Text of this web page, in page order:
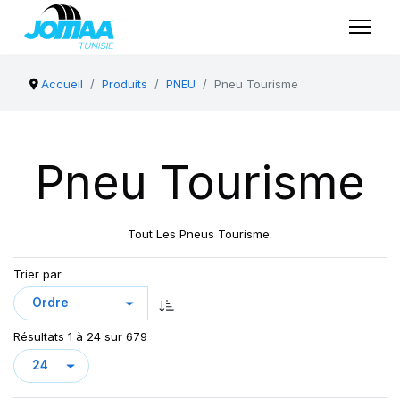
Accueil Produits PNEU Pneu Tourisme
Pneu Tourisme
Tout Les Pneus Tourisme.
Trier par
Résultats 1 à 24 sur 679